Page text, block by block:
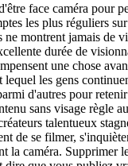
face caméra pour
les plus réguliers
ne montrent jamais de
durée de
une chose
lequel les gens
d'autres pour
sans visage règle
talentueux
de se filmer,
la caméra. Supprimer